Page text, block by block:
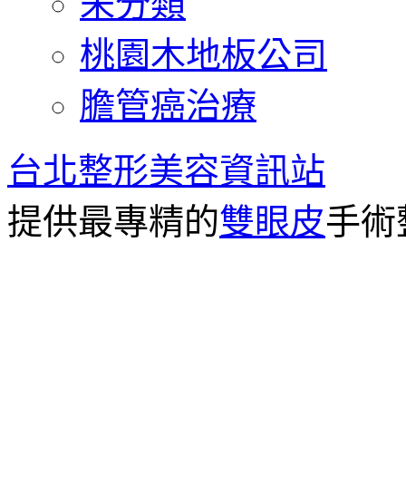
桃園木地板公司
膽管癌治療
台北整形美容資訊站
提供最專精的雙眼皮手術